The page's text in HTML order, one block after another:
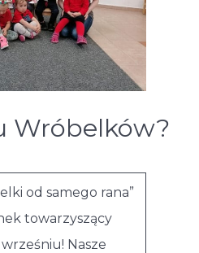
Wróbelków?
od samego rana”
towarzyszący
Nasze